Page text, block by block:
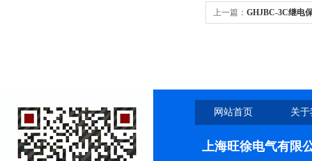
上一篇： GHJBC-3C继电
网站首页 关
上海旺徐电气有限